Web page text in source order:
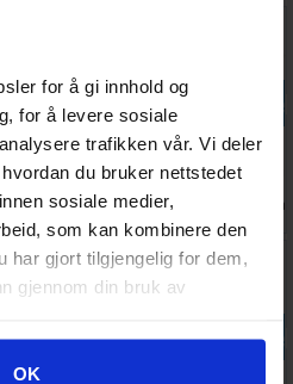
for å gi innhold og
for å levere sosiale
trafikken vår. Vi deler
du bruker nettstedet
sosiale medier,
som kan kombinere den
har gjort tilgjengelig for dem,
gjennom din bruk av
personvern
OK
Legg i handlekurven
Artis Opus
Series S Brush
Set DELUXE
1 629,- Antall på
lager: 9
Legg i
Artis Opus
Series S Brush
332,- Antall på
Legg i handlekurven
Legg i